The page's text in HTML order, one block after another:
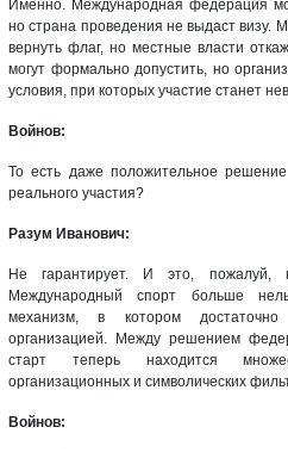
Именно. Международная федерация
но страна проведения не выдаст визу.
вернуть флаг, но местные власти
могут формально допустить, но
условия, при которых участие станет
Войнов:
То есть даже положительное
реального участия?
Разум Иванович:
Не гарантирует. И это, пожалуй,
Международный спорт больше
механизм, в котором достаточно
организацией. Между решением
старт теперь находится
организационных и символических
Войнов: